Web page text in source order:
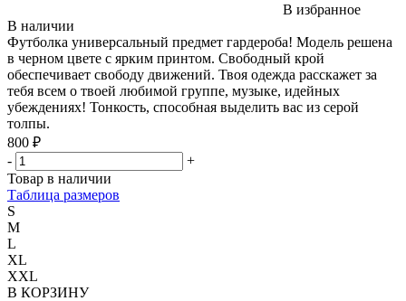
В избранное
В наличии
Футболка универсальный предмет гардероба! Модель решена
в черном цвете с ярким принтом. Свободный крой
обеспечивает свободу движений. Твоя одежда расскажет за
тебя всем о твоей любимой группе, музыке, идейных
убеждениях! Тонкость, способная выделить вас из серой
толпы.
800 ₽
-
+
Товар в наличии
Таблица размеров
S
M
L
XL
XXL
В КОРЗИНУ